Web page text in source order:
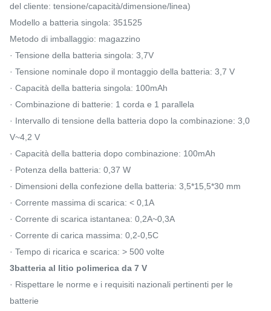
del cliente: tensione/capacità/dimensione/linea)
Modello a batteria singola: 351525
Metodo di imballaggio: magazzino
· Tensione della batteria singola: 3,7V
· Tensione nominale dopo il montaggio della batteria: 3,7 V
· Capacità della batteria singola: 100mAh
· Combinazione di batterie: 1 corda e 1 parallela
· Intervallo di tensione della batteria dopo la combinazione: 3,0
V~4,2 V
· Capacità della batteria dopo combinazione: 100mAh
· Potenza della batteria: 0,37 W
· Dimensioni della confezione della batteria: 3,5*15,5*30 mm
· Corrente massima di scarica: < 0,1A
· Corrente di scarica istantanea: 0,2A~0,3A
· Corrente di carica massima: 0,2-0,5C
· Tempo di ricarica e scarica: > 500 volte
3batteria al litio polimerica da 7 V
· Rispettare le norme e i requisiti nazionali pertinenti per le
batterie